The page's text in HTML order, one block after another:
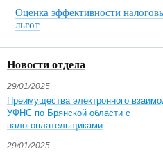
Оценка эффективности
льгот
Новости отдела
29/01/2025
Преимущества электронного
УФНС по Брянской области с
налогоплательщиками
29/01/2025